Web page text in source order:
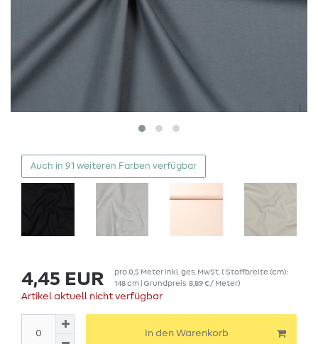
Auch in 91 weiteren Farben verfügbar
4,45 EUR pro0,5 Meterinkl. ges. MwSt. ( Stoffbreite (cm):
148 cm | Grundpreis 8,89 € / Meter)
Artikel aktuell nicht verfügbar
In den Warenkorb